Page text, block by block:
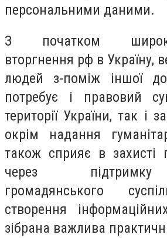
персональними даними.
З початком
вторгнення рф в Україну,
людей з-поміж іншої
потребує і правовий
території України, так і
окрім надання
також сприяє в захисті
через підтримку
громадянського
створення
зібрана важлива